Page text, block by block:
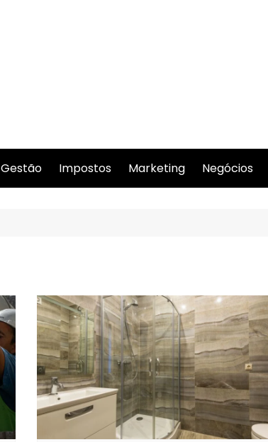
Gestão Impostos Marketing Negócios